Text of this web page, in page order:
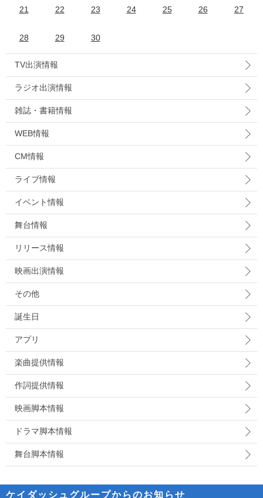
21 22 23 24 25 26 27
28 29 30
TV出演情報
ラジオ出演情報
雑誌・書籍情報
WEB情報
CM情報
ライブ情報
イベント情報
舞台情報
リリース情報
映画出演情報
その他
誕生日
アプリ
楽曲提供情報
作詞提供情報
映画脚本情報
ドラマ脚本情報
舞台脚本情報
ケイダッシュグループからのお知らせ